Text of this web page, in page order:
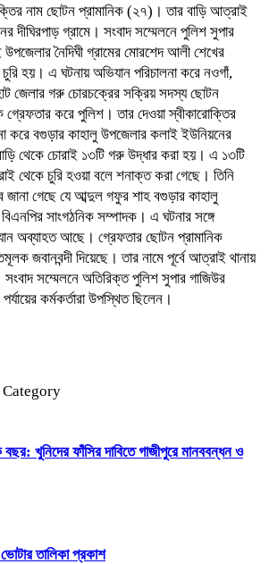
নাম ছোটন প্রামানিক (২৭)। তার বাড়ি আত্রাই
দীঘিরপাড় গ্রামে। সংবাদ সম্মেলনে পুলিশ সুপার
নৈদিঘী গ্রামের মোরশেদ আলী শেখের
হয়। এ ঘটনায় অভিযান পরিচালনা করে নওগাঁ,
জেলার গরু চোরচক্রের সক্রিয় সদস্য ছোটন
করে পুলিশ। তার দেওয়া স্বীকারোক্তির
করে বগুড়ার কাহালু উপজেলার কলাই ইউনিয়নের
থেকে চোরাই ১৩টি গরু উদ্ধার করা হয়। এ ১৩টি
থেকে চুরি হওয়া বলে শনাক্ত করা গেছে। তিনি
গেছে যে আব্দুল গফুর শাহ বগুড়ার কাহালু
সাংগঠনিক সম্পাদক। এ ঘটনার সঙ্গে
অব্যাহত আছে। গ্রেফতার ছোটন প্রামানিক
জবানবন্দী দিয়েছে। তার নামে পূর্বে আত্রাই থানায়
সম্মেলনে অতিরিক্ত পুলিশ সুপার গাজিউর
কর্মকর্তারা উপস্থিত ছিলেন।
খুনিদের ফাঁসির দাবিতে গাজীপুরে মানববন্ধন ও
ভোটার তালিকা প্রকাশ